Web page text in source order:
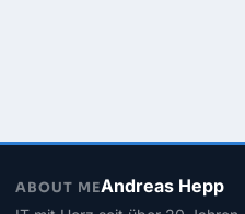
ABOUT MEAndreas Hepp